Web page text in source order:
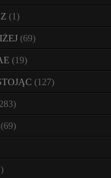
(1)
(69)
(19)
(127)
(69)